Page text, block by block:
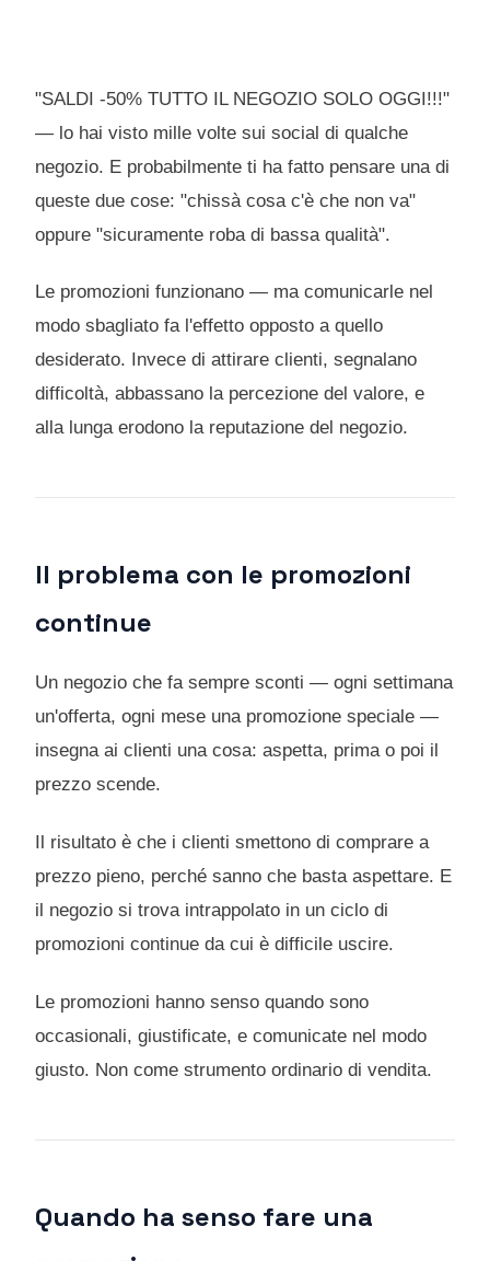
"SALDI -50% TUTTO IL NEGOZIO SOLO OGGI!!!"
— lo hai visto mille volte sui social di qualche
negozio. E probabilmente ti ha fatto pensare una di
queste due cose: "chissà cosa c'è che non va"
oppure "sicuramente roba di bassa qualità".
Le promozioni funzionano — ma comunicarle nel
modo sbagliato fa l'effetto opposto a quello
desiderato. Invece di attirare clienti, segnalano
difficoltà, abbassano la percezione del valore, e
alla lunga erodono la reputazione del negozio.
Il problema con le promozioni
continue
Un negozio che fa sempre sconti — ogni settimana
un'offerta, ogni mese una promozione speciale —
insegna ai clienti una cosa: aspetta, prima o poi il
prezzo scende.
Il risultato è che i clienti smettono di comprare a
prezzo pieno, perché sanno che basta aspettare. E
il negozio si trova intrappolato in un ciclo di
promozioni continue da cui è difficile uscire.
Le promozioni hanno senso quando sono
occasionali, giustificate, e comunicate nel modo
giusto. Non come strumento ordinario di vendita.
Quando ha senso fare una